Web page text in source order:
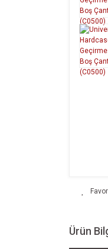
Ürün